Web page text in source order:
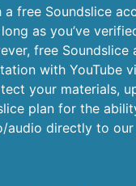
free Soundslice
as you’ve
free Soundslice
with YouTube
your materials,
plan for the
audio directly to our